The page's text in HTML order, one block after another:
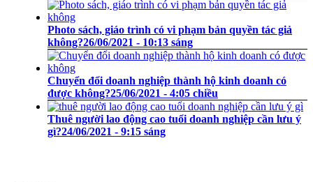
Photo sách, giáo trình có vi phạm bản quyền tác giả
không?26/06/2021 - 10:13 sáng
Chuyển đổi doanh nghiệp thành hộ kinh doanh có
được không?25/06/2021 - 4:05 chiều
Thuê người lao động cao tuổi doanh nghiệp cần lưu ý
gì?24/06/2021 - 9:15 sáng